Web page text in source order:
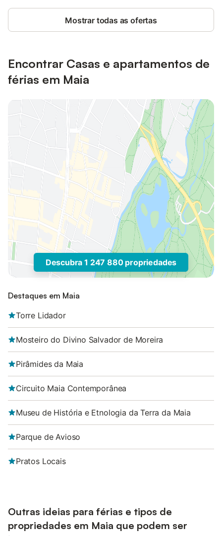
Mostrar todas as ofertas
Encontrar Casas e apartamentos de
férias em Maia
Descubra 1 247 880 propriedades
Destaques em Maia
Torre Lidador
Mosteiro do Divino Salvador de Moreira
Pirâmides da Maia
Circuito Maia Contemporânea
Museu de História e Etnologia da Terra da Maia
Parque de Avioso
Pratos Locais
Outras ideias para férias e tipos de
propriedades em Maia que podem ser